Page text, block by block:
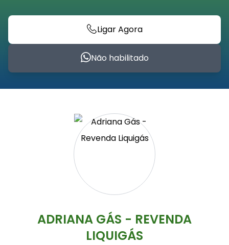
Ligar Agora
Não habilitado
ADRIANA GÁS - REVENDA
LIQUIGÁS